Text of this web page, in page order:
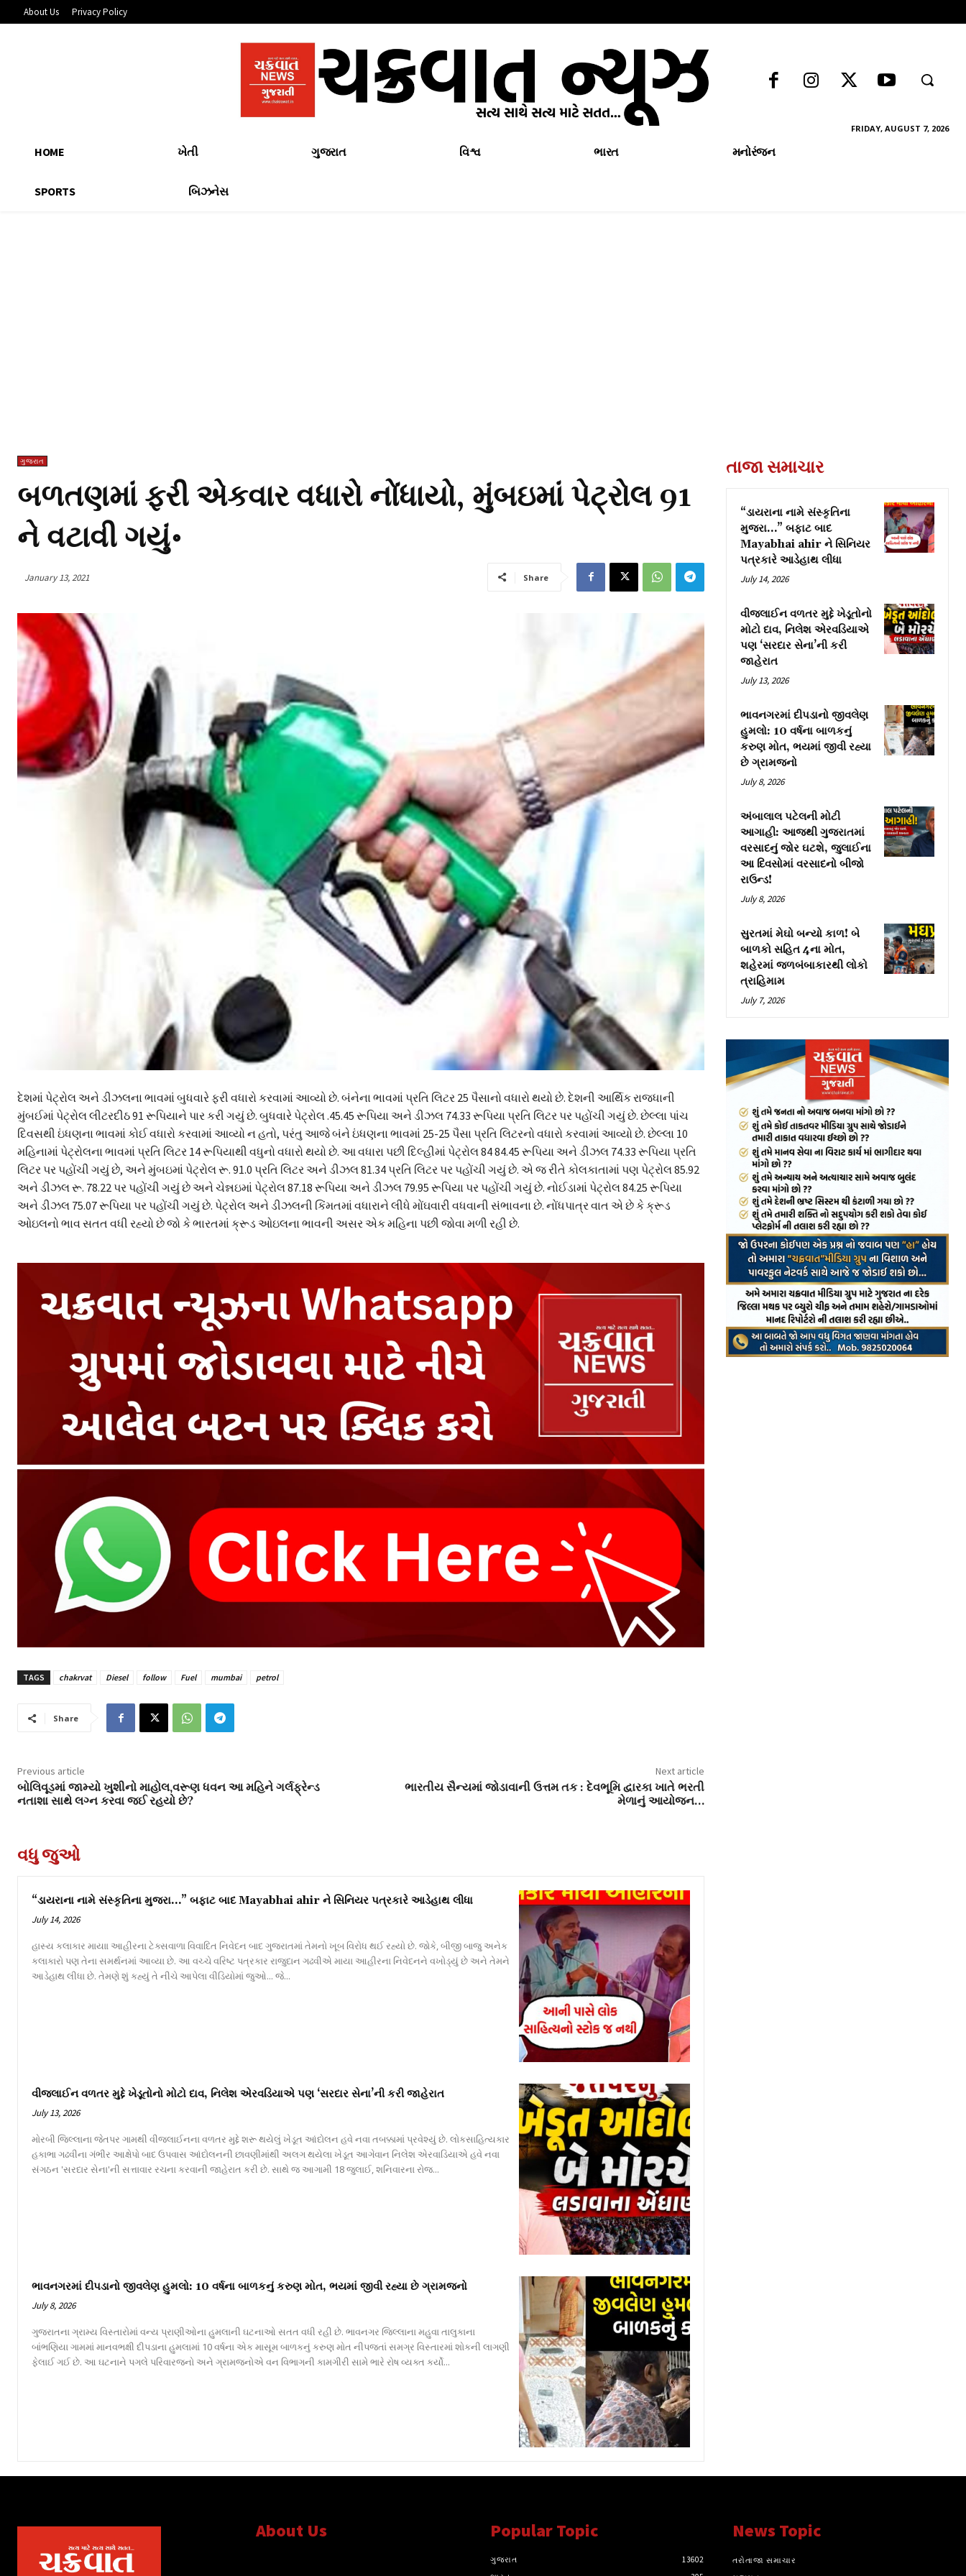
About Us Privacy Policy
FRIDAY, AUGUST 7, 2026
HOME ખેતી ગુજરાત વિશ્વ ભારત મનોરંજન
SPORTS બિઝનેસ
ગુજરાત
બળતણમાં ફરી એકવાર વધારો નોંધાયો, મુંબઇમાં પેટ્રોલ 91
ને વટાવી ગયું॰
January 13, 2021 Share
દેશમાં પેટ્રોલ અને ડીઝલના ભાવમાં બુધવારે ફરી વધારો કરવામાં આવ્યો છે. બંનેના ભાવમાં પ્રતિ લિટર 25 પૈસાનો વધારો થયો છે. દેશની આર્થિક રાજધાની
મુંબઈમાં પેટ્રોલ લીટરદીઠ 91 રૂપિયાને પાર કરી ગયું છે. બુધવારે પેટ્રોલ .45.45 રૂપિયા અને ડીઝલ 74.33 રૂપિયા પ્રતિ લિટર પર પહોંચી ગયું છે. છેલ્લા પાંચ
દિવસથી ઇંધણના ભાવમાં કોઈ વધારો કરવામાં આવ્યો ન હતો, પરંતુ આજે બંને ઇંધણના ભાવમાં 25-25 પૈસા પ્રતિ લિટરનો વધારો કરવામાં આવ્યો છે. છેલ્લા 10
મહિનામાં પેટ્રોલના ભાવમાં પ્રતિ લિટર 14 રૂપિયાથી વધુનો વધારો થયો છે. આ વધારા પછી દિલ્હીમાં પેટ્રોલ 84 84.45 રૂપિયા અને ડીઝલ 74.33 રૂપિયા પ્રતિ
લિટર પર પહોંચી ગયું છે, અને મુંબઇમાં પેટ્રોલ રૂ. 91.0 પ્રતિ લિટર અને ડીઝલ 81.34 પ્રતિ લિટર પર પહોંચી ગયું છે. એ જ રીતે કોલકાતામાં પણ પેટ્રોલ 85.92
અને ડીઝલ રૂ. 78.22 પર પહોંચી ગયું છે અને ચેન્નઇમાં પેટ્રોલ 87.18 રૂપિયા અને ડીઝલ 79.95 રૂપિયા પર પહોંચી ગયું છે. નોઈડામાં પેટ્રોલ 84.25 રૂપિયા
અને ડીઝલ 75.07 રૂપિયા પર પહોંચી ગયું છે. પેટ્રોલ અને ડીઝલની કિંમતમાં વધારાને લીધે મોંઘવારી વધવાની સંભાવના છે. નોંધપાત્ર વાત એ છે કે ક્રૂડ
ઓઇલનો ભાવ સતત વધી રહ્યો છે જો કે ભારતમાં ક્રૂડ ઓઇલના ભાવની અસર એક મહિના પછી જોવા મળી રહી છે.
TAGS chakrvat Diesel follow Fuel mumbai petrol
Share
Previous article
બોલિવૂડમાં જામ્યો ખુશીનો માહોલ,વરૂણ ધવન આ મહિને ગર્લફ્રેન્ડ
નતાશા સાથે લગ્ન કરવા જઈ રહયો છે?
Next article
ભારતીય સૈન્યમાં જોડાવાની ઉત્તમ તક : દેવભૂમિ દ્વારકા ખાતે ભરતી
મેળાનું આયોજન…
વધુ જુઓ
“ડાયરાના નામે સંસ્કૃતિના મુજરા…” બફાટ બાદ Mayabhai ahir ને સિનિયર પત્રકારે આડેહાથ લીધા
July 14, 2026
હાસ્ય કલાકાર માયાા આહીરના ટેક્સવાળા વિવાદિત નિવેદન બાદ ગુજરાતમાં તેમનો ખૂબ વિરોધ થઈ રહ્યો છે. જોકે, બીજી બાજુ અનેક
કલાકારો પણ તેના સમર્થનમાં આવ્યા છે. આ વચ્ચે વરિષ્ટ પત્રકાર રાજુદાન ગઢવીએ માયા આહીરના નિવેદનને વખોડ્યું છે અને તેમને
આડેહાથ લીધા છે. તેમણે શું કહ્યું તે નીચે આપેલા વીડિયોમાં જુઓ... જે...
વીજલાઈન વળતર મુદ્દે ખેડૂતોનો મોટો દાવ, નિલેશ એરવડિયાએ પણ ‘સરદાર સેના’ની કરી જાહેરાત
July 13, 2026
મોરબી જિલ્લાના જેતપર ગામથી વીજલાઈનના વળતર મુદ્દે શરૂ થયેલું ખેડૂત આંદોલન હવે નવા તબક્કામાં પ્રવેશ્યું છે. લોકસાહિત્યકાર
હકાભા ગઢવીના ગંભીર આક્ષેપો બાદ ઉપવાસ આંદોલનની છાવણીમાંથી અલગ થયેલા ખેડૂત આગેવાન નિલેશ એરવાડિયાએ હવે નવા
સંગઠન 'સરદાર સેના'ની સત્તાવાર રચના કરવાની જાહેરાત કરી છે. સાથે જ આગામી 18 જુલાઈ, શનિવારના રોજ...
ભાવનગરમાં દીપડાનો જીવલેણ હુમલો: 10 વર્ષના બાળકનું કરુણ મોત, ભયમાં જીવી રહ્યા છે ગ્રામજનો
July 8, 2026
ગુજરાતના ગ્રામ્ય વિસ્તારોમાં વન્ય પ્રાણીઓના હુમલાની ઘટનાઓ સતત વધી રહી છે. ભાવનગર જિલ્લાના મહુવા તાલુકાના
બાંભણિયા ગામમાં માનવભક્ષી દીપડાના હુમલામાં 10 વર્ષના એક માસૂમ બાળકનું કરુણ મોત નીપજતાં સમગ્ર વિસ્તારમાં શોકની લાગણી
ફેલાઈ ગઈ છે. આ ઘટનાને પગલે પરિવારજનો અને ગ્રામજનોએ વન વિભાગની કામગીરી સામે ભારે રોષ વ્યક્ત કર્યો...
તાજા સમાચાર
“ડાયરાના નામે સંસ્કૃતિના
મુજરા…” બફાટ બાદ
Mayabhai ahir ને સિનિયર
પત્રકારે આડેહાથ લીધા
July 14, 2026
વીજલાઈન વળતર મુદ્દે ખેડૂતોનો
મોટો દાવ, નિલેશ એરવડિયાએ
પણ ‘સરદાર સેના’ની કરી
જાહેરાત
July 13, 2026
ભાવનગરમાં દીપડાનો જીવલેણ
હુમલો: 10 વર્ષના બાળકનું
કરુણ મોત, ભયમાં જીવી રહ્યા
છે ગ્રામજનો
July 8, 2026
અંબાલાલ પટેલની મોટી
આગાહી: આજથી ગુજરાતમાં
વરસાદનું જોર ઘટશે, જુલાઈના
આ દિવસોમાં વરસાદનો બીજો
રાઉન્ડ!
July 8, 2026
સુરતમાં મેઘો બન્યો કાળ! બે
બાળકો સહિત 4ના મોત,
શહેરમાં જળબંબાકારથી લોકો
ત્રાહિમામ
July 7, 2026
About Us Popular Topic
ગુજરાત
13602
News Topic
તરોતાજા સમાચાર